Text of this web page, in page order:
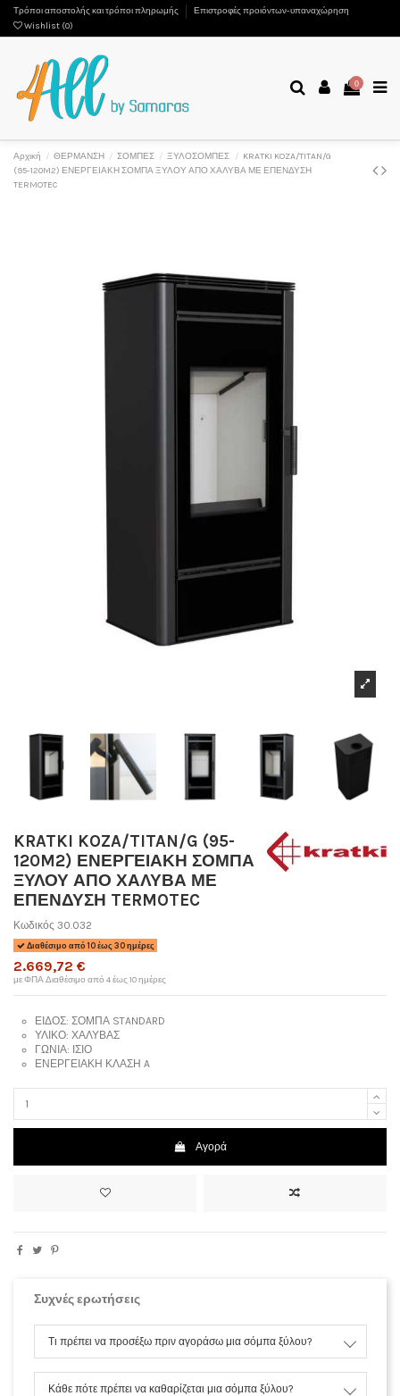
Τρόποι αποστολής και τρόποι πληρωμής
Επιστροφές προιόντων-υπαναχώρηση
Wishlist (0)
0
Αρχική ΘΕΡΜΑΝΣΗ ΣΟΜΠΕΣ ΞΥΛΟΣΟΜΠΕΣ
KRATKI KOZA/TITAN/G
(95-120M2) ΕΝΕΡΓΕΙΑΚΗ ΣΟΜΠΑ ΞΥΛΟΥ ΑΠΟ ΧΑΛΥΒΑ ΜΕ ΕΠΕΝΔΥΣΗ
TERMOTEC
KRATKI KOZA/TITAN/G (95-
120M2) ΕΝΕΡΓΕΙΑΚΗ ΣΟΜΠΑ
ΞΥΛΟΥ ΑΠΟ ΧΑΛΥΒΑ ΜΕ
ΕΠΕΝΔΥΣΗ TERMOTEC
Κωδικός 30.032
Διαθέσιμο από 10 έως 30 ημέρες
2.669,72 €
με ΦΠΑΔιαθέσιμο από 4 έως 10 ημέρες
ΕΙΔΟΣ: ΣΟΜΠΑ STANDARD
ΥΛΙΚΟ: ΧΑΛΥΒΑΣ
ΓΩΝΙΑ: ΙΣΙΟ
ΕΝΕΡΓΕΙΑΚΗ ΚΛΑΣΗ A
Αγορά
Συχνές ερωτήσεις
Τι πρέπει να προσέξω πριν αγοράσω μια σόμπα ξύλου?
Κάθε πότε πρέπει να καθαρίζεται μια σόμπα ξύλου?